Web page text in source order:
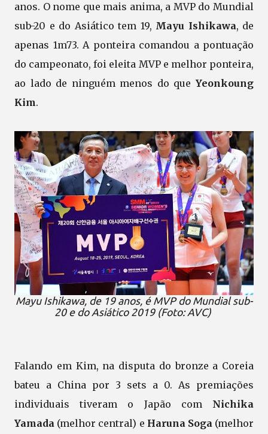
anos. O nome que mais anima, a MVP do Mundial
sub-20 e do Asiático tem 19, Mayu Ishikawa, de
apenas 1m73. A ponteira comandou a pontuação
do campeonato, foi eleita MVP e melhor ponteira,
ao lado de ninguém menos do que Yeonkoung
Kim.
Mayu Ishikawa, de 19 anos, é MVP do Mundial sub-
20 e do Asiático 2019 (Foto: AVC)
Falando em Kim, na disputa do bronze a Coreia
bateu a China por 3 sets a 0. As premiações
individuais tiveram o Japão com Nichika
Yamada (melhor central) e Haruna Soga(melhor